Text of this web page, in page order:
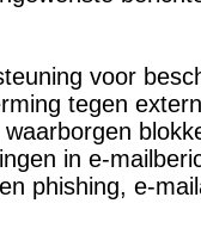
voor
tegen
in e-
phishing, e-